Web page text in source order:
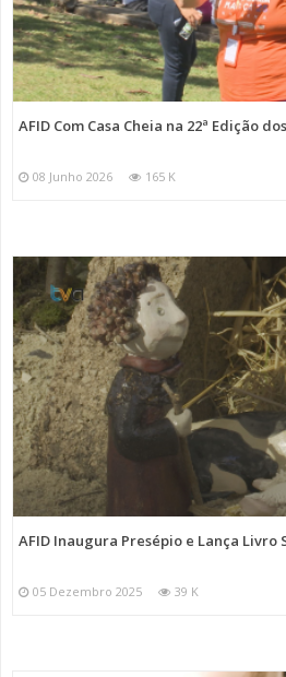
AFID Com Casa Cheia na 22ª Edição
08 Junho 2026 165 K
AFID Inaugura Presépio e Lança Livro
05 Dezembro 2025 39 K